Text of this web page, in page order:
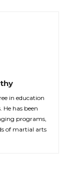
in education
has been
programs,
of martial arts